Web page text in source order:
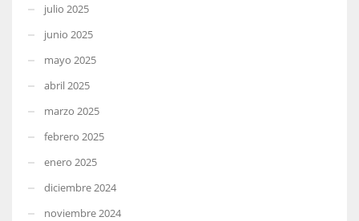
julio 2025
junio 2025
mayo 2025
abril 2025
marzo 2025
febrero 2025
enero 2025
diciembre 2024
noviembre 2024